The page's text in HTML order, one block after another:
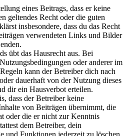
eines Beitrags, dass er keine
geltendes Recht oder die guten
insbesondere, dass du das Recht
verwendeten Links und Bilder
übt das Hausrecht aus. Bei
oder anderer im
kann der Betreiber dich nach
dauerhaft von der Nutzung dieses
dir ein Hausverbot erteilen.
dass der Betreiber keine
von Beiträgen übernimmt, die
oder die er nicht zur Kenntnis
dem Betreiber, dein
und Funktionen jederzeit zu löschen